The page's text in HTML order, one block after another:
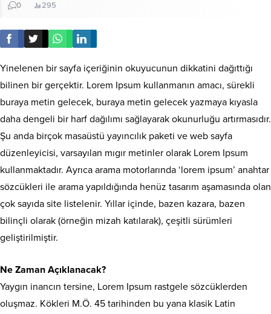
0 295
Yinelenen bir sayfa içeriğinin okuyucunun dikkatini dağıttığı
bilinen bir gerçektir. Lorem Ipsum kullanmanın amacı, sürekli
buraya metin gelecek, buraya metin gelecek yazmaya kıyasla
daha dengeli bir harf dağılımı sağlayarak okunurluğu artırmasıdır.
Şu anda birçok masaüstü yayıncılık paketi ve web sayfa
düzenleyicisi, varsayılan mıgır metinler olarak Lorem Ipsum
kullanmaktadır. Ayrıca arama motorlarında ‘lorem ipsum’ anahtar
sözcükleri ile arama yapıldığında henüz tasarım aşamasında olan
çok sayıda site listelenir. Yıllar içinde, bazen kazara, bazen
bilinçli olarak (örneğin mizah katılarak), çeşitli sürümleri
geliştirilmiştir.
Ne Zaman Açıklanacak?
Yaygın inancın tersine, Lorem Ipsum rastgele sözcüklerden
oluşmaz. Kökleri M.Ö. 45 tarihinden bu yana klasik Latin